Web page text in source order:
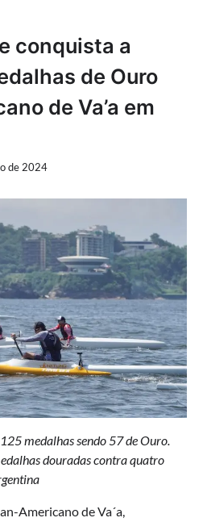
conquista a
de Ouro
de Va’a em
de 2024
medalhas sendo 57 de Ouro.
douradas contra quatro
Americano de Va´a,